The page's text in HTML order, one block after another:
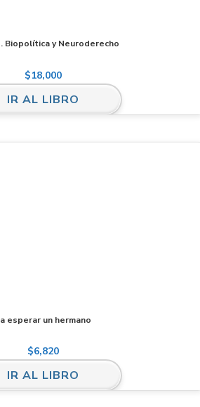
Biopolítica y Neuroderecho
$18,000
IR AL LIBRO
esperar un hermano
$6,820
IR AL LIBRO